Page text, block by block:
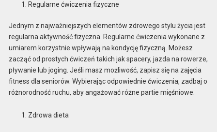
Regularne ćwiczenia fizyczne
Jednym z najważniejszych elementów zdrowego stylu życia jest
regularna aktywność fizyczna. Regularne ćwiczenia wykonane z
umiarem korzystnie wpływają na kondycję fizyczną. Możesz
zacząć od prostych ćwiczeń takich jak spacery, jazda na rowerze,
pływanie lub joging. Jeśli masz możliwość, zapisz się na zajęcia
fitness dla seniorów. Wybierając odpowiednie ćwiczenia, zadbaj o
różnorodność ruchu, aby angażować różne partie mięśniowe.
Zdrowa dieta